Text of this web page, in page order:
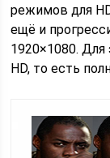
режимов для
ещё и
1920×1080. Для
HD, то есть